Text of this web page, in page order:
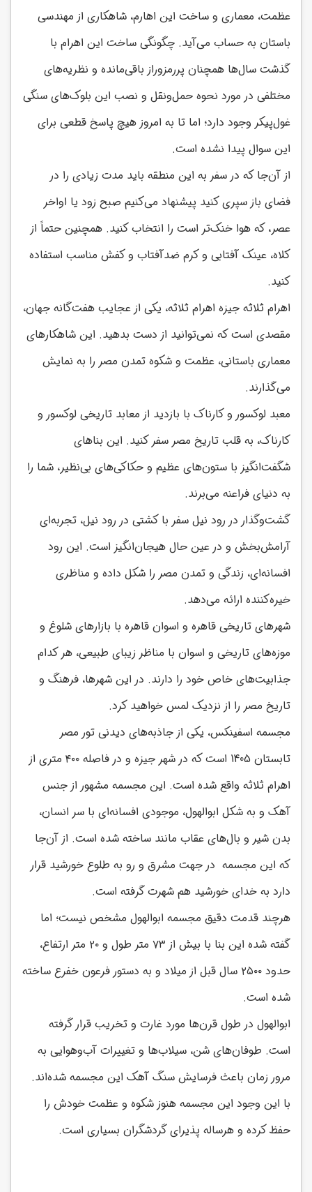
عظمت، معماری و ساخت این اهارم، شاهکاری از مهندسی
باستان به حساب می‌آید. چگونگی ساخت این اهرام با
گذشت سال‌ها همچنان پررمزوراز باقی‌مانده و نظریه‌های
مختلفی در مورد نحوه حمل‌ونقل و نصب این بلوک‌های سنگی
غول‌پیکر وجود دارد؛ اما تا به امروز هیچ پاسخ قطعی برای
این سوال پیدا نشده است.
از آن‌جا که در سفر به این منطقه باید مدت زیادی را در
فضای باز سپری کنید پیشنهاد می‌کنیم صبح زود یا اواخر
عصر، که هوا خنک‌تر است را انتخاب کنید. همچنین حتماً از
کلاه، عینک آفتابی و کرم ضدآفتاب و کفش مناسب استفاده
کنید.
اهرام ثلاثه جیزه اهرام ثلاثه، یکی از عجایب هفت‌گانه جهان،
مقصدی است که نمی‌توانید از دست بدهید. این شاهکارهای
معماری باستانی، عظمت و شکوه تمدن مصر را به نمایش
می‌گذارند.
معبد لوکسور و کارناک با بازدید از معابد تاریخی لوکسور و
کارناک، به قلب تاریخ مصر سفر کنید. این بناهای
شگفت‌انگیز با ستون‌های عظیم و حکاکی‌های بی‌نظیر، شما را
به دنیای فراعنه می‌برند.
گشت‌وگذار در رود نیل سفر با کشتی در رود نیل، تجربه‌ای
آرامش‌بخش و در عین حال هیجان‌انگیز است. این رود
افسانه‌ای، زندگی و تمدن مصر را شکل داده و مناظری
خیره‌کننده ارائه می‌دهد.
شهرهای تاریخی قاهره و اسوان قاهره با بازارهای شلوغ و
موزه‌های تاریخی و اسوان با مناظر زیبای طبیعی، هر کدام
جذابیت‌های خاص خود را دارند. در این شهرها، فرهنگ و
تاریخ مصر را از نزدیک لمس خواهید کرد.
مجسمه اسفینکس، یکی از جاذبه‌های دیدنی تور مصر
تابستان 1405 است که در شهر جیزه و در فاصله ۴۰۰ متری از
اهرام ثلاثه واقع شده است. این مجسمه مشهور از جنس
آهک و به شکل ابوالهول، موجودی افسانه‌ای با سر انسان،
بدن شیر و بال‌های عقاب مانند ساخته شده است. از آن‌جا
که این مجسمه در جهت مشرق و رو به طلوع خورشید قرار
دارد به خدای خورشید هم شهرت گرفته است.
هرچند قدمت دقیق مجسمه ابوالهول مشخص نیست؛ اما
گفته شده این بنا با بیش از ۷۳ متر طول و ۲۰ متر ارتفاع،
حدود ۲۵۰۰ سال قبل از میلاد و به دستور فرعون خفرع ساخته
شده است.
ابوالهول در طول قرن‌ها مورد غارت و تخریب قرار گرفته
است. طوفان‌های شن، سیلاب‌ها و تغییرات آب‌وهوایی به
مرور زمان باعث فرسایش سنگ آهک این مجسمه شده‌اند.
با این وجود این مجسمه هنوز شکوه و عظمت خودش را
حفظ کرده و هرساله پذیرای گردشگران بسیاری است.